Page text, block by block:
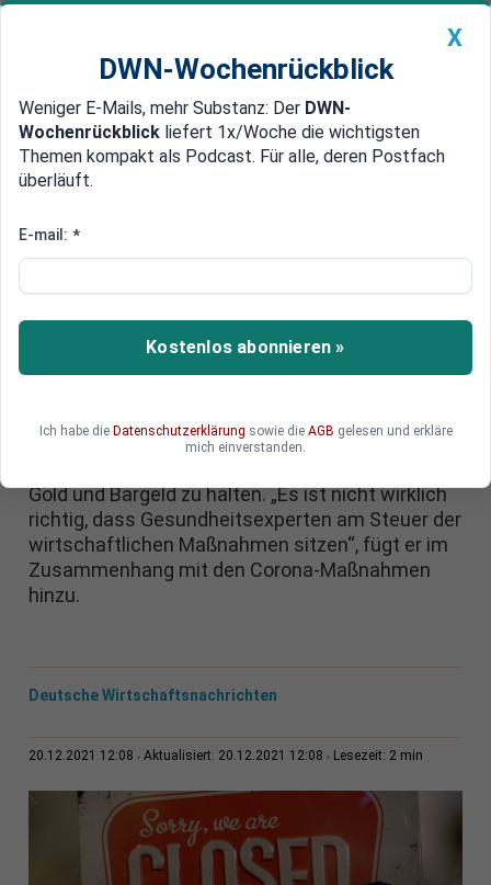
Newsticker MEIN DWN: Geldanlage Premium
Edelmetalle DWN-Magazin China
Top-Analyst: „Die Welt wird sich
Sie Gold und Bargeld, Hände weg
von Bitcoin“
2045 nicht erholen wird. Anlegern rät er, sich von
Gold und Bargeld zu halten. „Es ist nicht wirklich
richtig, dass Gesundheitsexperten am Steuer der
wirtschaftlichen Maßnahmen sitzen“, fügt er im
Zusammenhang mit den Corona-Maßnahmen
hinzu.
Deutsche Wirtschaftsnachrichten
20.12.2021 12:08 Aktualisiert: 20.12.2021 12:08 Lesezeit: 2 min
X
DWN-Wochenrückblick
Weniger E-Mails, mehr Substanz: Der DWN-
Wochenrückblick liefert 1x/Woche die wichtigsten
Themen kompakt als Podcast. Für alle, deren Postfach
überläuft.
E-mail: *
Kostenlos abonnieren »
Ich habe die Datenschutzerklärung sowie die AGB gelesen und erkläre
mich einverstanden.